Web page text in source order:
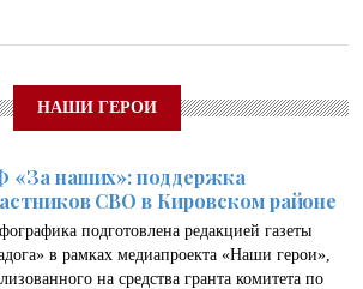
НАШИ ГЕРОИ
«За наших»: поддержка
СВО в Кировском районе
подготовлена редакцией газеты
в рамках медиапроекта «Наши герои»,
на средства гранта комитета по